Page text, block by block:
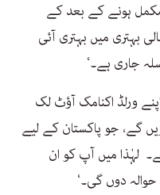
ہونے کے بعد کے
بہتری میں بہتری آئی
جاری ہے۔‘
ورلڈ اکنامک آؤٹ لک
گے، جو پاکستان کے لیے
لہٰذا میں آپ کو ان
حوالہ دوں گی۔‘